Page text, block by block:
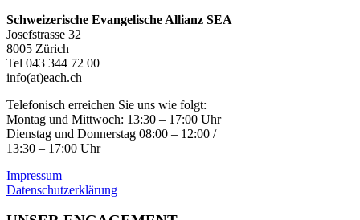
Schweizerische Evangelische Allianz SEA
Josefstrasse 32
8005 Zürich
Tel 043 344 72 00
info(at)each.ch
Telefonisch erreichen Sie uns wie folgt:
Montag und Mittwoch: 13:30 – 17:00 Uhr
Dienstag und Donnerstag 08:00 – 12:00 /
13:30 – 17:00 Uhr
Impressum
Datenschutzerklärung